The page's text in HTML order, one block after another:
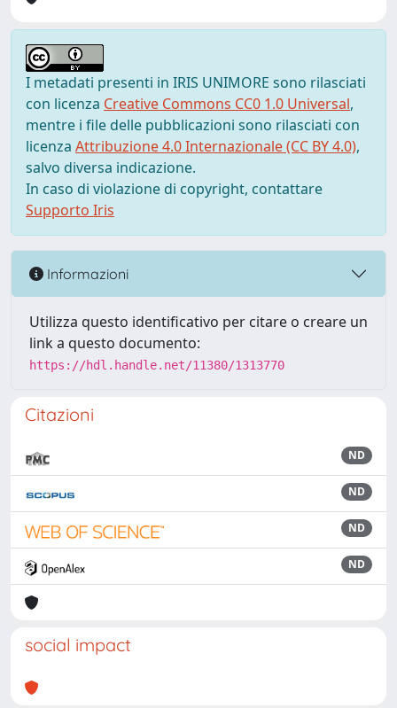
I metadati presenti in IRIS UNIMORE sono rilasciati
con licenza Creative Commons CC0 1.0 Universal,
mentre i file delle pubblicazioni sono rilasciati con
licenza Attribuzione 4.0 Internazionale (CC BY 4.0),
salvo diversa indicazione.
In caso di violazione di copyright, contattare
Supporto Iris
Informazioni
Utilizza questo identificativo per citare o creare un
link a questo documento:
https://hdl.handle.net/11380/1313770
Citazioni
ND
ND
ND
ND
social impact